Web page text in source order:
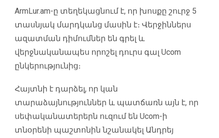
ArmLur.am-ը տեղեկացնում է, որ խոսքը շուրջ 5
տասնյակ մարդկանց մասին է։ Վերջիններս
ազատման դիմումներ են գրել և
վերջնականապես որոշել դուրս գալ Ucom
ընկերությունից։
Հայտնի է դարձել, որ կան
տարաձայնություններ և պատճառն այն է, որ
սեփականատերերն ուզում են Ucom-ի
տնօրենի պաշտոնին նշանակել Անդրեյ